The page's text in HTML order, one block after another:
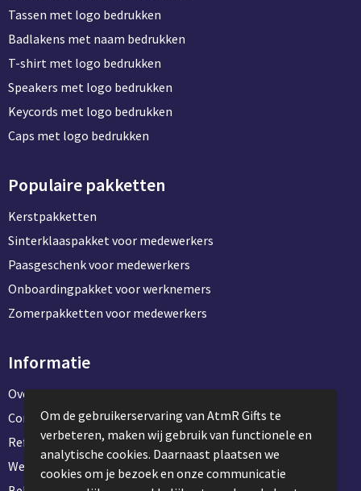
Tassen met logo bedrukken
Badlakens met naam bedrukken
T-shirt met logo bedrukken
Speakers met logo bedrukken
Keycords met logo bedrukken
Caps met logo bedrukken
Populaire pakketten
Kerstpakketten
Sinterklaaspakket voor medewerkers
Paasgeschenk voor medewerkers
Onboardingpakket voor werknemers
Zomerpakketten voor medewerkers
Informatie
Over ons
Contact en klantenservice
Referentie projecten
Werken & stage bij AtmR Gifts
Om de gebruikerservaring van AtmR Gifts te
verbeteren, maken wij gebruik van functionele en
analytische cookies. Daarnaast plaatsen we
cookies om je bezoek en onze communicatie